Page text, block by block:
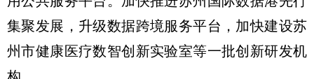
集聚发展，升级数据跨境服务平台，加快建设苏
州市健康医疗数智创新实验室等一批创新研发机